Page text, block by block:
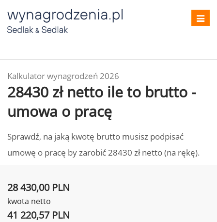
Kalkulator wynagrodzeń 2026
28430 zł netto ile to brutto -
umowa o pracę
Sprawdź, na jaką kwotę brutto musisz podpisać
umowę o pracę by zarobić 28430 zł netto (na rękę).
28 430,00 PLN
kwota netto
41 220,57 PLN